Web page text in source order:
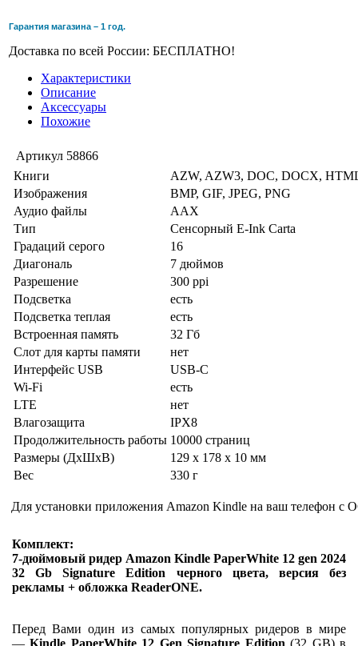
Гарантия магазина – 1 год.
Доставка по всей России: БЕСПЛАТНО!
Характеристики
Описание
Аксессуары
Похожие
Артикул 58866
Книги
AZW, AZW3, DOC, DOCX,
Изображения
BMP, GIF, JPEG, PNG
Аудио файлы
AAX
Тип
Сенсорный E-Ink Carta
Градаций серого
16
Диагональ
7 дюймов
Разрешение
300 ppi
Подсветка
есть
Подсветка теплая
есть
Встроенная память
32 Гб
Слот для карты памяти
нет
Интерфейс USB
USB-C
Wi-Fi
есть
LTE
нет
Влагозащита
IPX8
Продолжительность работы 10000 страниц
Размеры (ДхШхВ)
129 x 178 x 10 мм
Вес
330 г
Для установки приложения Amazon Kindle на ваш телефон с
Комплект:
7-дюймовый ридер Amazon Kindle PaperWhite 12 gen 2024
32 Gb Signature Edition черного цвета, версия без
рекламы + обложка ReaderONE.
Перед Вами один из самых популярных ридеров в мире
—Kindle PaperWhite 12 Gen Signature Edition (32 GB) в